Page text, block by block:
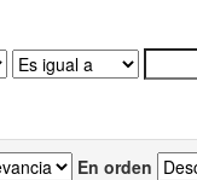
En orden